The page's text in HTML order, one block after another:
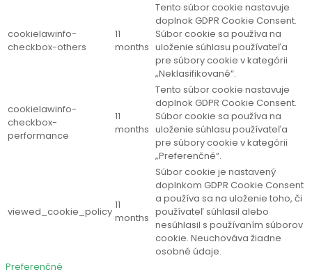
cookielawinfo-
checkbox-others
11
months
Tento súbor cookie nastavuje
doplnok GDPR Cookie Consent.
Súbor cookie sa používa na
uloženie súhlasu používateľa
pre súbory cookie v kategórii
„Neklasifikované“.
cookielawinfo-
checkbox-
performance
11
months
Tento súbor cookie nastavuje
doplnok GDPR Cookie Consent.
Súbor cookie sa používa na
uloženie súhlasu používateľa
pre súbory cookie v kategórii
„Preferenčné“.
viewed_cookie_policy
11
months
Súbor cookie je nastavený
doplnkom GDPR Cookie Consent
a používa sa na uloženie toho, či
používateľ súhlasil alebo
nesúhlasil s používaním súborov
cookie. Neuchováva žiadne
osobné údaje.
Preferenčné